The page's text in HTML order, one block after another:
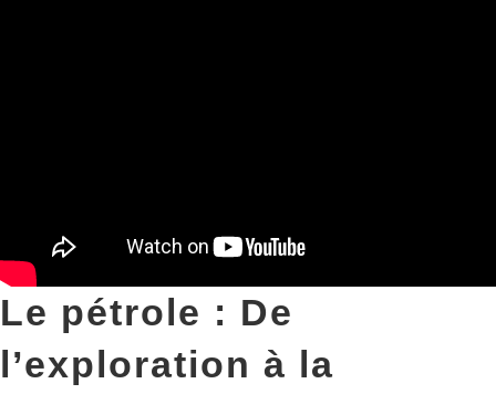
Le pétrole : De
l’exploration à la